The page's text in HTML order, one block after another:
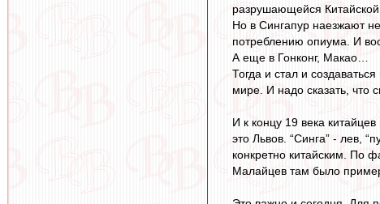
разрушающейся
Но в Сингапур наезжают
потреблению опиума. И
А еще в Гонконг, Макао…
Тогда и стал и
мире. И надо сказать, что
И к концу 19 века
это Львов. “Синга” - лев,
конкретно китайским. По
Малайцев там было